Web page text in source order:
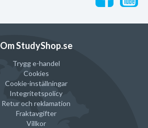
Om StudyShop.se
Trygg e-handel
Cookies
Cookie-inställningar
Integritetspolicy
Retur och reklamation
Fraktavgifter
Villkor